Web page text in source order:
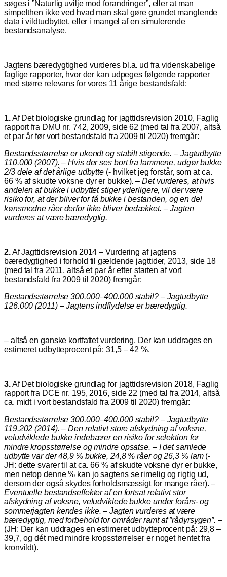
søges i ”Naturlig uvilje mod forandringer”, eller at man
simpelthen ikke ved hvad man skal gøre grundet manglende
data i vildtudbyttet, eller i mangel af en simulerende
bestandsanalyse.
Jagtens bæredygtighed vurderes bl.a. ud fra videnskabelige
faglige rapporter, hvor der kan udpeges følgende rapporter
med større relevans for vores 11 årige bestandsfald:
1.Af Det biologiske grundlag for jagttidsrevision 2010, Faglig
rapport fra DMU nr. 742, 2009, side 62 (med tal fra 2007, altså
et par år før vort bestandsfald fra 2009 til 2020) fremgår:
Bestandsstørrelse er ukendt og stabilt stigende. – Jagtudbytte
110.000 (2007). – Hvis der ses bort fra lammene, udgør bukke
2/3 dele af det årlige udbytte (- hvilket jeg forstår, som at ca.
66 % af skudte voksne dyr er bukke). –Det vurderes, at hvis
andelen af bukke i udbyttet stiger yderligere, vil der være
risiko for, at der bliver for få bukke i bestanden, og en del
kønsmodne råer derfor ikke bliver bedækket. – Jagten
vurderes at være bæredygtig.
2.Af Jagttidsrevision 2014 – Vurdering af jagtens
bæredygtighed i forhold til gældende jagttider, 2013, side 18
(med tal fra 2011, altså et par år efter starten af vort
bestandsfald fra 2009 til 2020) fremgår:
Bestandsstørrelse 300.000–400.000 stabil? – Jagtudbytte
126.000 (2011) – Jagtens indflydelse er bæredygtig.
– altså en ganske kortfattet vurdering. Der kan uddrages en
estimeret udbytteprocent på: 31,5 – 42 %.
3.Af Det biologiske grundlag for jagttidsrevision 2018, Faglig
rapport fra DCE nr. 195, 2016, side 22 (med tal fra 2014, altså
ca. midt i vort bestandsfald fra 2009 til 2020) fremgår:
Bestandsstørrelse 300.000–400.000 stabil? – Jagtudbytte
119.202 (2014). – Den relativt store afskydning af voksne,
veludviklede bukke indebærer en risiko for selektion for
mindre kropsstørrelse og mindre opsatse. – I det samlede
udbytte var der 48,9 % bukke, 24,8 % råer og 26,3 % lam(-
JH: dette svarer til at ca. 66 % af skudte voksne dyr er bukke,
men netop denne % kan jo sagtens se rimelig og rigtig ud,
dersom der også skydes forholdsmæssigt for mange råer). –
Eventuelle bestandseffekter af en fortsat relativt stor
afskydning af voksne, veludviklede bukke under forårs- og
sommerjagten kendes ikke. – Jagten vurderes at være
bæredygtig, med forbehold for områder ramt af ”rådyrsygen”. –
(JH: Der kan uddrages en estimeret udbytteprocent på: 29,8 –
39,7, og dét med mindre kropsstørrelser er noget hentet fra
kronvildt).